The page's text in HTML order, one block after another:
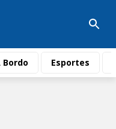
Bordo Esportes